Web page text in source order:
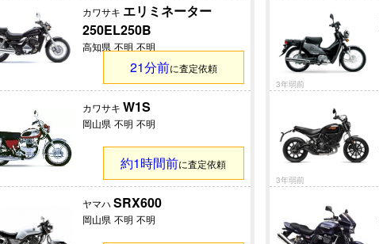
カワサキ エリミネーター
250EL250B
高知県 不明 不明
21分前に査定依頼
カワサキ W1S
岡山県 不明 不明
約1時間前に査定依頼
ヤマハSRX600
岡山県 不明 不明
3年弱前
3年弱前